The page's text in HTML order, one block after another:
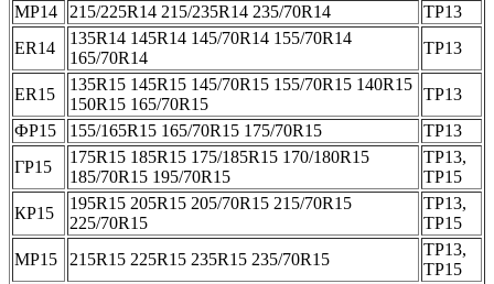
МР14
215/225R14 215/235R14 235/70R14
ТР13
ER14
135R14 145R14 145/70R14 155/70R14
165/70R14
ТР13
ER15
135R15 145R15 145/70R15 155/70R15 140R15
150R15 165/70R15
ТР13
ФР15
155/165R15 165/70R15 175/70R15
ТР13
ГР15
175R15 185R15 175/185R15 170/180R15
185/70R15 195/70R15
ТР13,
ТР15
КР15
195R15 205R15 205/70R15 215/70R15
225/70R15
ТР13,
ТР15
МР15
215R15 225R15 235R15 235/70R15
ТР13,
ТР15